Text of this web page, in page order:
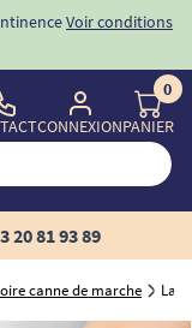
Voir conditions
CONNEXION
0
PANIER
20 81 93 89
canne de marche